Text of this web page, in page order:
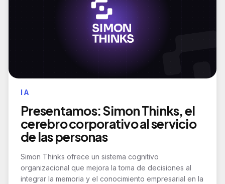
IA
Presentamos: Simon Thinks, el
cerebro corporativo al servicio
de las personas
Simon Thinks ofrece un sistema cognitivo
organizacional que mejora la toma de decisiones al
integrar la memoria y el conocimiento empresarial en la